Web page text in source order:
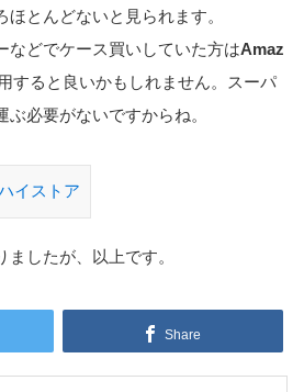
とんどないと見られます。
などでケース買いしていた方はAmaz
すると良いかもしれません。スーパ
必要がないですからね。
イストア
したが、以上です。
Share